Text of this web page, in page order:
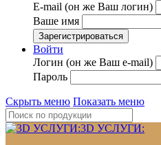
E-mail (он же Ваш логин)
Ваше имя
Войти
Логин (он же Ваш e-mail)
Пароль
Скрыть меню Показать меню
3D УСЛУГИ: